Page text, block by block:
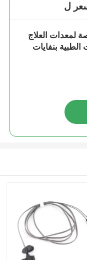
ل
لمعدات العلاج
الطبية بنفايات